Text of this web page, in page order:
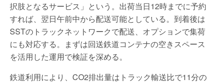
択肢となるサービス」という。出荷当日12時までに予約
すれば、翌日午前中から配送可能としている。到着後は
SSTのトラックネットワークで配送、オプションで集荷
にも対応する。まずは回送鉄道コンテナの空きスペース
を活用した運用で検証を深める。
鉄道利用により、CO2排出量はトラック輸送比で11分の